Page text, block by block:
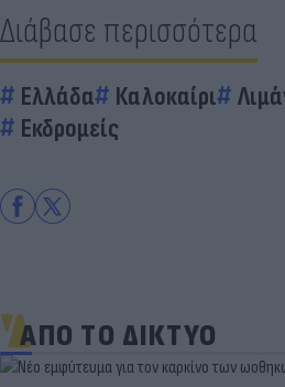
Διάβασε περισσότερα
Ελλάδα Καλοκαίρι
Εκδρομείς
ΑΠΟ ΤΟ ΔΙΚΤΥΟ